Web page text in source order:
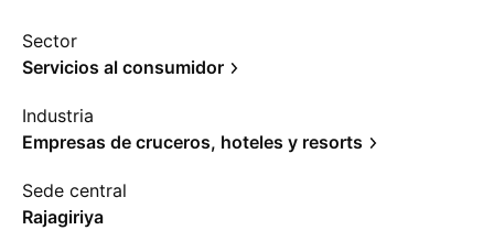
Sector
Servicios al consumidor
Industria
Empresas de cruceros, hoteles y resorts
Sede central
Rajagiriya